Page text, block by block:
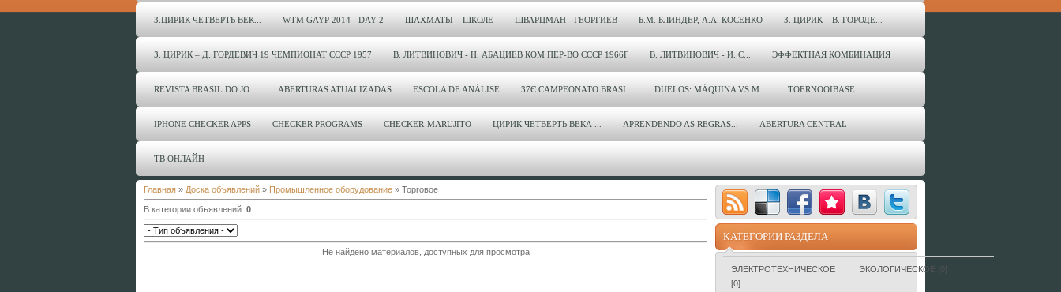
З.ЦИРИК ЧЕТВЕРТЬ ВЕК... WTM GAYP 2014 - DAY 2 ШАХМАТЫ – ШКОЛЕ ШВАРЦМАН - ГЕОРГИЕВ Б.М. БЛИНДЕР, А.А. КОСЕНКО З. ЦИРИК – В. ГОРОДЕ...
З. ЦИРИК – Д. ГОРДЕВИЧ 19 ЧЕМПИОНАТ СССР 1957 В. ЛИТВИНОВИЧ - Н. АБАЦИЕВ КОМ ПЕР-ВО СССР 1966Г В. ЛИТВИНОВИЧ - И. С... ЭФФЕКТНАЯ КОМБИНАЦИЯ
REVISTA BRASIL DO JO... ABERTURAS ATUALIZADAS ESCOLA DE ANÁLISE 37Є CAMPEONATO BRASI... DUELOS: MÁQUINA VS M... TOERNOOIBASE
IPHONE CHECKER APPS CHECKER PROGRAMS CHECKER-MARUJITO ЦИРИК ЧЕТВЕРТЬ ВЕКА ... APRENDENDO AS REGRAS... ABERTURA CENTRAL
ТВ ОНЛАЙН
Главная » Доска объявлений » Промышленное оборудование » Торговое
В категории объявлений: 0
Не найдено материалов, доступных для просмотра
КАТЕГОРИИ РАЗДЕЛА
ЭЛЕКТРОТЕХНИЧЕСКОЕ
[0]
ЭКОЛОГИЧЕСКОЕ [0]